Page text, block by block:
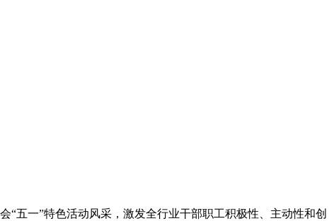
五一”特色活动风采，激发全行业干部职工积极性、主动性和创